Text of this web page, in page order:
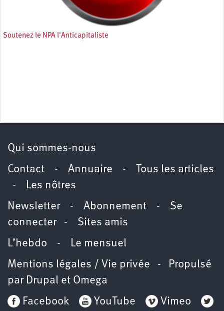
Soutenez le NPA l'Anticapitaliste
Qui sommes-nous
Contact - Annuaire -
Tous les articles
-
Les nôtres
Newsletter- Abonnement - Se
connecter- Sites amis
L’hebdo -
Le mensuel
Mentions légales / Vie privée - Propulsé
par Drupal et Omega
Facebook
YouTube Vimeo